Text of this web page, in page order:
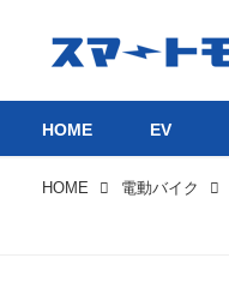
HOME EV
HOME 電動バイク